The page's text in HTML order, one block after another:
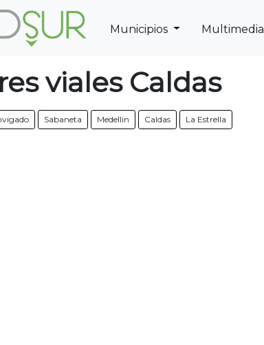
Municipios Multimedia
viales Caldas
Sabaneta Medellin Caldas La Estrella